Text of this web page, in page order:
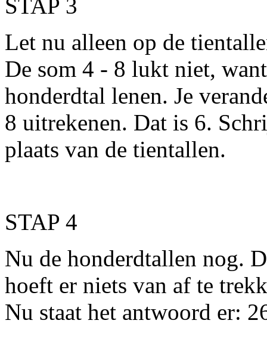
STAP 3
Let nu alleen op de
De som 4 - 8 lukt niet,
honderdtal lenen. Je
8 uitrekenen. Dat is 6.
plaats van de tientallen.
STAP 4
Nu de honderdtallen nog.
hoeft er niets van af te
Nu staat het antwoord er: